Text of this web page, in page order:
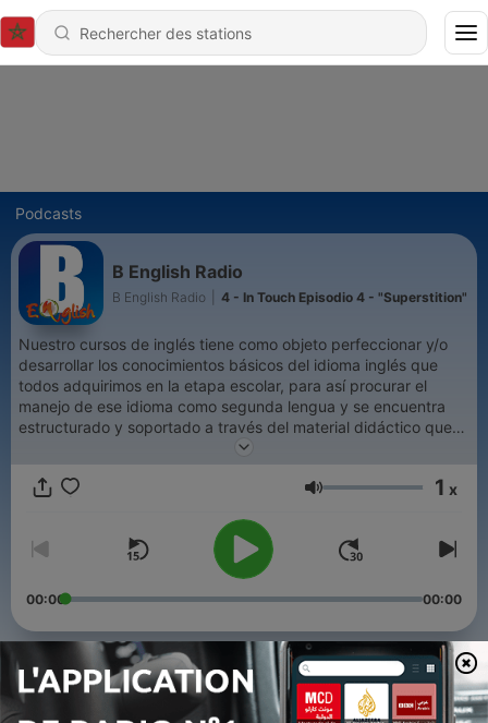
Podcasts
B English Radio
B English Radio 4 - In Touch Episodio 4 - "Superstition"
Nuestro cursos de inglés tiene como objeto perfeccionar y/o
desarrollar los conocimientos básicos del idioma inglés que
todos adquirimos en la etapa escolar, para así procurar el
manejo de ese idioma como segunda lengua y se encuentra
estructurado y soportado a través del material didáctico que
utiliza el usuario, mediante el cual se desarrolla las 4
Volume 1 x
00:00 00:00
Épisodes